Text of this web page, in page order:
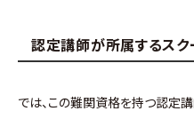
認定講師が所属するスク
では、この難関資格を持つ認定